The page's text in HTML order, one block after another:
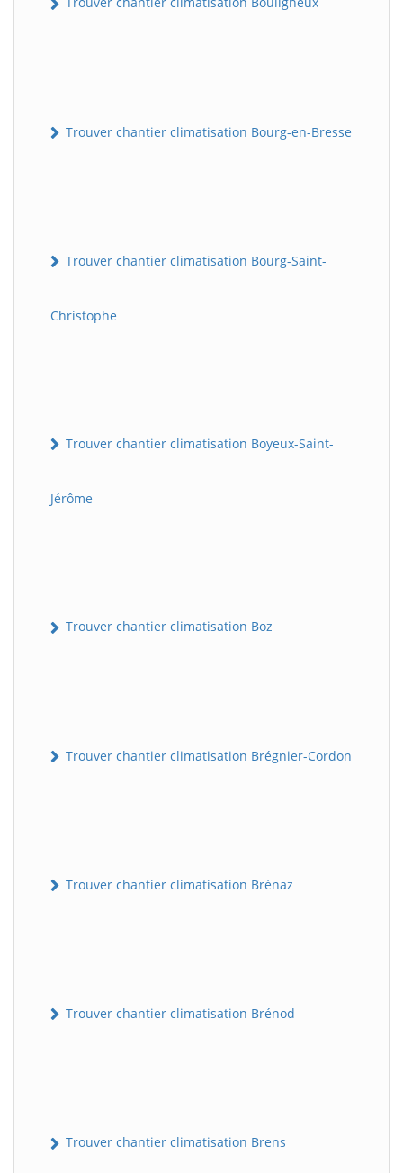
Trouver chantier climatisation Bourg-en-Bresse
Trouver chantier climatisation Bourg-Saint-
Christophe
Trouver chantier climatisation Boyeux-Saint-
Jérôme
Trouver chantier climatisation Boz
Trouver chantier climatisation Brégnier-Cordon
Trouver chantier climatisation Brénaz
Trouver chantier climatisation Brénod
Trouver chantier climatisation Brens